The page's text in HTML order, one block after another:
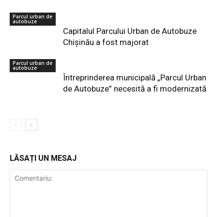
Parcul urban de
autobuze
Capitalul Parcului Urban de Autobuze
Chișinău a fost majorat
Parcul urban de
autobuze
Întreprinderea municipală „Parcul Urban
de Autobuze” necesită a fi modernizată
LĂSAȚI UN MESAJ